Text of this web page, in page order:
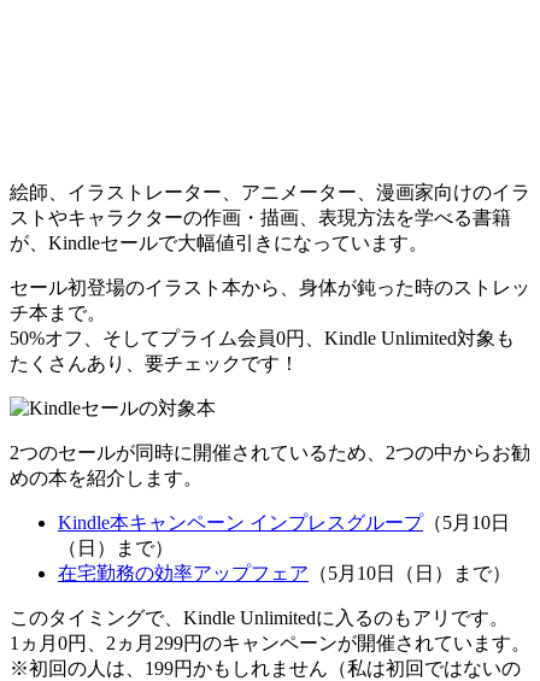
絵師、イラストレーター、アニメーター、漫画家向けのイラ
ストやキャラクターの作画・描画、表現方法を学べる書籍
が、Kindleセールで大幅値引きになっています。
セール初登場のイラスト本から、身体が鈍った時のストレッ
チ本まで。
50%オフ、そしてプライム会員0円、Kindle Unlimited対象も
たくさんあり、要チェックです！
2つのセールが同時に開催されているため、2つの中からお勧
めの本を紹介します。
Kindle本キャンペーン インプレスグループ（5月10日
（日）まで）
在宅勤務の効率アップフェア （5月10日（日）まで）
このタイミングで、Kindle Unlimitedに入るのもアリです。
1ヵ月0円、2ヵ月299円のキャンペーンが開催されています。
※初回の人は、199円かもしれません（私は初回ではないの